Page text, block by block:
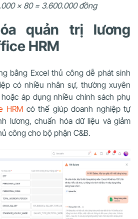
× 80 = 3.600.000 đồng
quản trị lương
HRM
bằng Excel thủ công dễ phát sinh
có nhiều nhân sự, thường xuyên
áp dụng nhiều chính sách phụ
HRM có thể giúp doanh nghiệp tự
lương, chuẩn hóa dữ liệu và giảm
công cho bộ phận C&B.